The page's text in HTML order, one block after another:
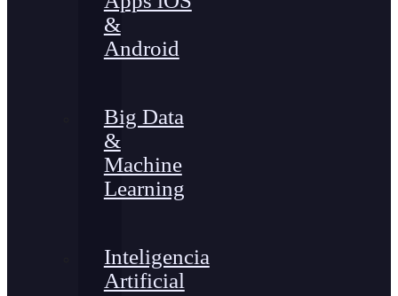
&
Android
Big Data
&
Machine
Learning
Inteligencia
Artificial